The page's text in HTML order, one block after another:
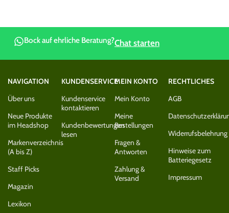
Bock auf ehrliche Beratung?Chat starten
NAVIGATION
Über uns
Neue Produkte
im Headshop
Markenverzeichnis
(A bis Z)
Staff Picks
Magazin
Lexikon
KUNDENSERVICE
Kundenservice
kontaktieren
Kundenbewertungen
lesen
MEIN KONTO
Mein Konto
Meine
Bestellungen
Fragen &
Antworten
Zahlung &
Versand
RECHTLICHES
AGB
Widerrufsbelehrung
Hinweise zum
Batteriegesetz
Impressum